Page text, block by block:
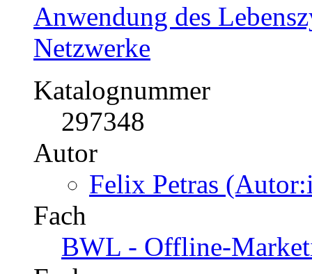
Anwendung des
Netzwerke
Katalognummer
297348
Autor
Felix Petras
Fach
BWL - Offline-